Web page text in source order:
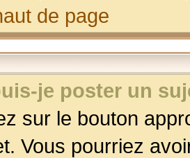
de page
je poster un
sur le bouton
Vous pourriez